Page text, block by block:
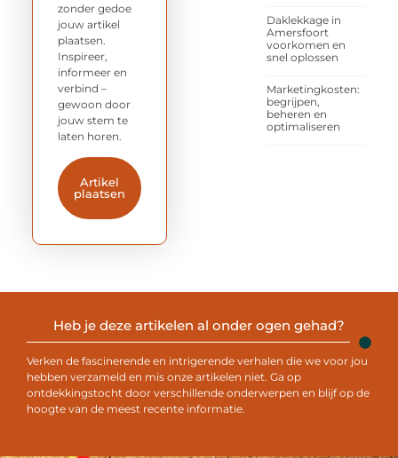
Daklekkage in
Amersfoort
voorkomen en
snel oplossen
Marketingkosten:
begrijpen,
beheren en
optimaliseren
zonder gedoe
jouw artikel
plaatsen.
Inspireer,
informeer en
verbind –
gewoon door
jouw stem te
laten horen.
Artikel
plaatsen
Heb je deze artikelen al onder ogen gehad?
Verken de fascinerende en intrigerende verhalen die we voor jou
hebben verzameld en mis onze artikelen niet. Ga op
ontdekkingstocht door verschillende onderwerpen en blijf op de
hoogte van de meest recente informatie.